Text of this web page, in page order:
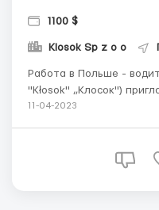
1100 $
Klosok Sp z o o
Работа в Польше - водитель
"Кłosok" „Клосок")
D для обслуживания автобусов.
горона (3 часа от
11-04-2023